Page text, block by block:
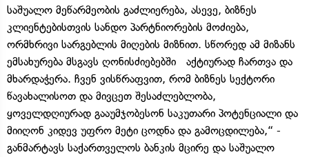
საშუალო მეწარმეობის გაძლიერება, ასევე, ბიზნეს
კლიენტებისთვის სანდო პარტნიორების მოძიება,
ორმხრივი სარგებლის მიღების მიზნით. სწორედ ამ მიზანს
ემსახურება მსგავს ღონისძიებებში აქტიურად ჩართვა და
მხარდაჭერა. ჩვენ ვისწრაფვით, რომ ბიზნეს სექტორი
წავახალისოთ და მივცეთ შესაძლებლობა,
ყოველდღიურად გააუმჯობესონ საკუთარი პოტენციალი და
მიიღონ კიდევ უფრო მეტი ცოდნა და გამოცდილება,“ -
განმარტავს საქართველოს ბანკის მცირე და საშუალო